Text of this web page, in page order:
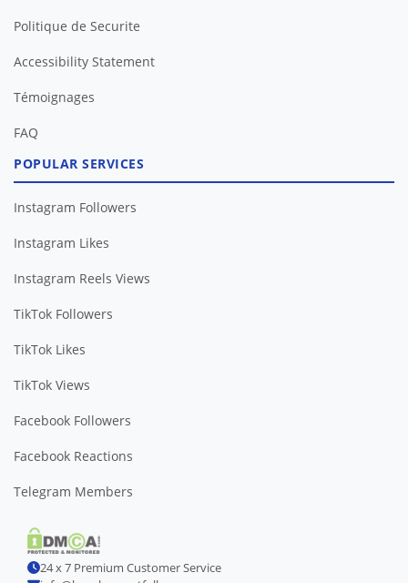
Politique de Securite
Accessibility Statement
Témoignages
FAQ
POPULAR SERVICES
Instagram Followers
Instagram Likes
Instagram Reels Views
TikTok Followers
TikTok Likes
TikTok Views
Facebook Followers
Facebook Reactions
Telegram Members
24 x 7 Premium Customer Service